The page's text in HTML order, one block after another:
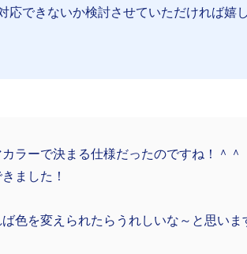
応できないか検討させていただければ嬉
ラーで決まる仕様だったのですね！＾＾
ました！
色を変えられたらうれしいな～と思い